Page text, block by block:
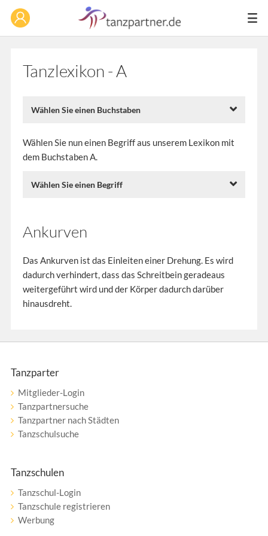
Tanzlexikon - A
Wählen Sie einen Buchstaben
Wählen Sie nun einen Begriff aus unserem Lexikon mit
dem Buchstaben A.
Wählen Sie einen Begriff
Ankurven
Das Ankurven ist das Einleiten einer Drehung. Es wird
dadurch verhindert, dass das Schreitbein geradeaus
weitergeführt wird und der Körper dadurch darüber
hinausdreht.
Tanzparter
Mitglieder-Login
Tanzpartnersuche
Tanzpartner nach Städten
Tanzschulsuche
Tanzschulen
Tanzschul-Login
Tanzschule registrieren
Werbung